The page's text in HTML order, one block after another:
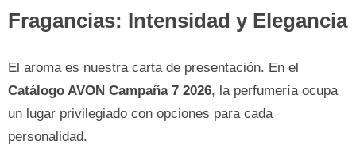
Fragancias: Intensidad y Elegancia
El aroma es nuestra carta de presentación. En el
Catálogo AVON Campaña 7 2026, la perfumería ocupa
un lugar privilegiado con opciones para cada
personalidad.